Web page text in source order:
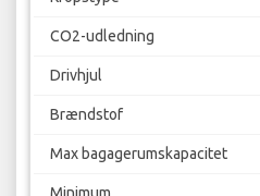
CO2-udledning
Drivhjul
Brændstof
Max bagagerumskapacitet
Minimum